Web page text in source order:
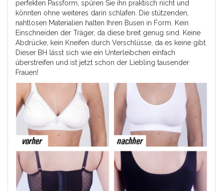
perfekten Passform, spüren Sie ihn praktisch nicht und
könnten ohne weiteres darin schlafen. Die stützenden,
nahtlosen Materialien halten Ihren Busen in Form. Kein
Einschneiden der Träger, da diese breit genug sind. Keine
Abdrücke, kein Kneifen durch Verschlüsse, da es keine gibt.
Dieser BH lässt sich wie ein Unterleibchen einfach
überstreifen und ist jetzt schon der Liebling tausender
Frauen!